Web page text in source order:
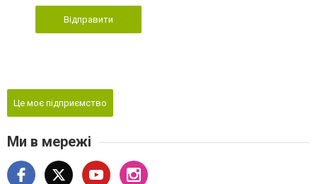
Відправити
Це моє підприємство
Ми в мережі